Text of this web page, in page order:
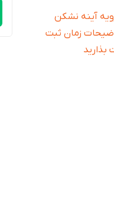
آینه نشکن
زمان ثبت